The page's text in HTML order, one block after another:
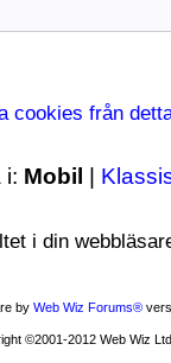
cookies från
i: Mobil |
i din
by Web Wiz Forums®
©2001-2012 Web Wiz